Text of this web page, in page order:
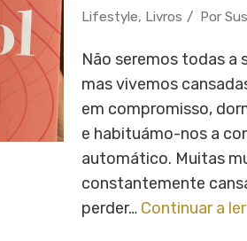
Lifestyle, Livros Por
Não seremos todas
mas vivemos
em compromisso,
e habituámo-nos a
automático. Muitas
constantemente
perder… Continuar a